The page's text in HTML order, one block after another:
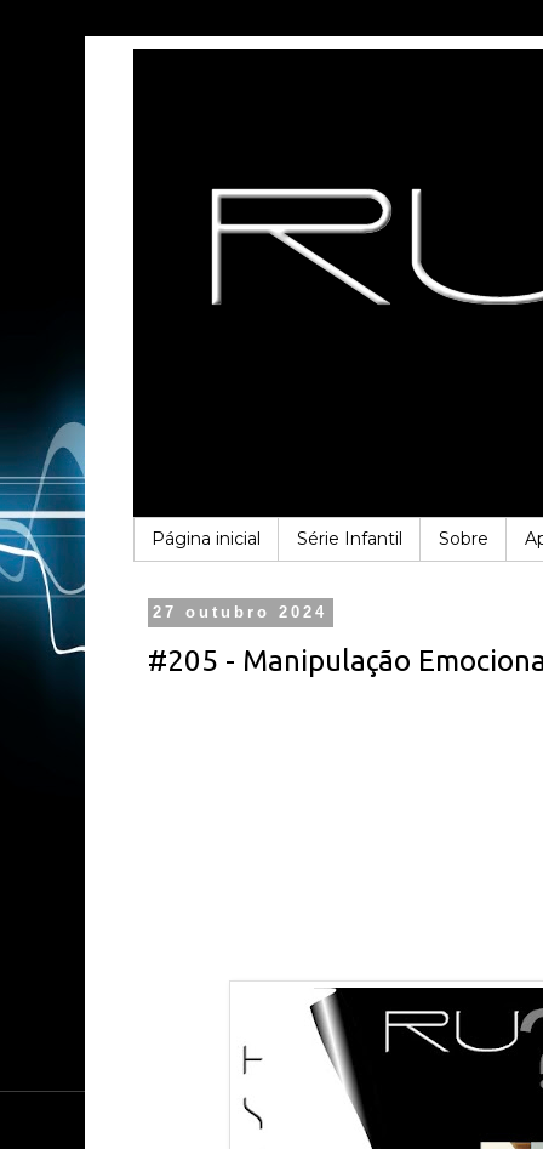
Página inicial Série Infantil Sobre
27 outubro 2024
#205 - Manipulação